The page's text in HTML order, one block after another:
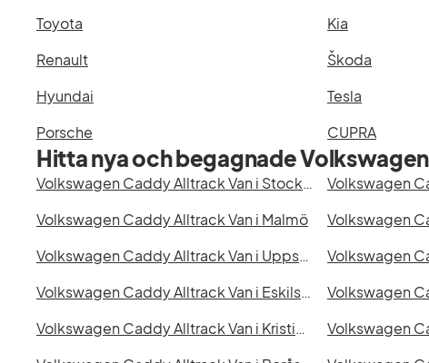
Toyota
Kia
Renault
Škoda
Hyundai
Tesla
Porsche
CUPRA
Hitta nya och begagnade
Volkswagen Caddy Alltrack Van i Stockholm
Volkswagen Caddy Alltrack Van i Malmö
Volkswagen
Volkswagen Caddy Alltrack Van i Uppsala
Volkswagen Caddy Alltrack Van i Eskilstuna
Volkswagen
Volkswagen Caddy Alltrack Van i Kristianstad